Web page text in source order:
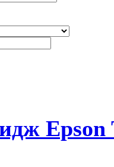
Epson